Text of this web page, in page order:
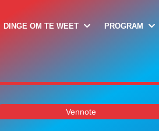
DINGE OM TE WEET PROGRAM
Vennote